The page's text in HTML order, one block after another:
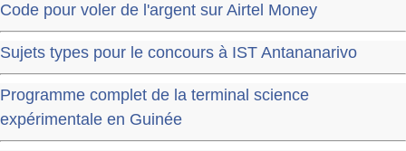
Code pour voler de l'argent sur Airtel Money
Sujets types pour le concours à IST Antananarivo
Programme complet de la terminal science
expérimentale en Guinée